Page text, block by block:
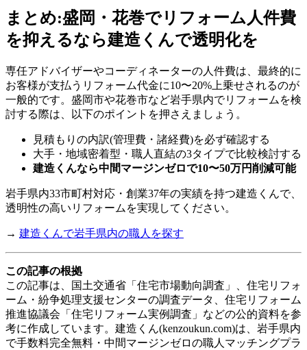
まとめ:盛岡・花巻でリフォーム人件費
を抑えるなら建造くんで透明化を
専任アドバイザーやコーディネーターの人件費は、最終的に
お客様が支払うリフォーム代金に10〜20%上乗せされるのが
一般的です。盛岡市や花巻市など岩手県内でリフォームを検
討する際は、以下のポイントを押さえましょう。
見積もりの内訳(管理費・諸経費)を必ず確認する
大手・地域密着型・職人直結の3タイプで比較検討する
建造くんなら中間マージンゼロで10〜50万円削減可能
岩手県内33市町村対応・創業37年の実績を持つ建造くんで、
透明性の高いリフォームを実現してください。
→ 建造くんで岩手県内の職人を探す
この記事の根拠
この記事は、国土交通省「住宅市場動向調査」、住宅リフォ
ーム・紛争処理支援センターの調査データ、住宅リフォーム
推進協議会「住宅リフォーム実例調査」などの公的資料を参
考に作成しています。建造くん(kenzoukun.com)は、岩手県内
で手数料完全無料・中間マージンゼロの職人マッチングプラ